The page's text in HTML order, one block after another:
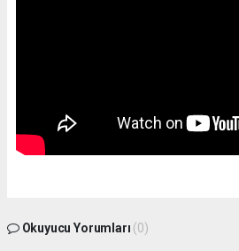
Okuyucu Yorumları (0)